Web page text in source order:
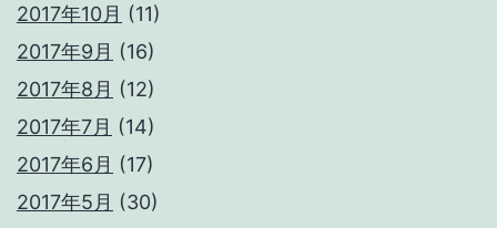
2017年10月 (11)
2017年9月 (16)
2017年8月 (12)
2017年7月 (14)
2017年6月 (17)
2017年5月 (30)